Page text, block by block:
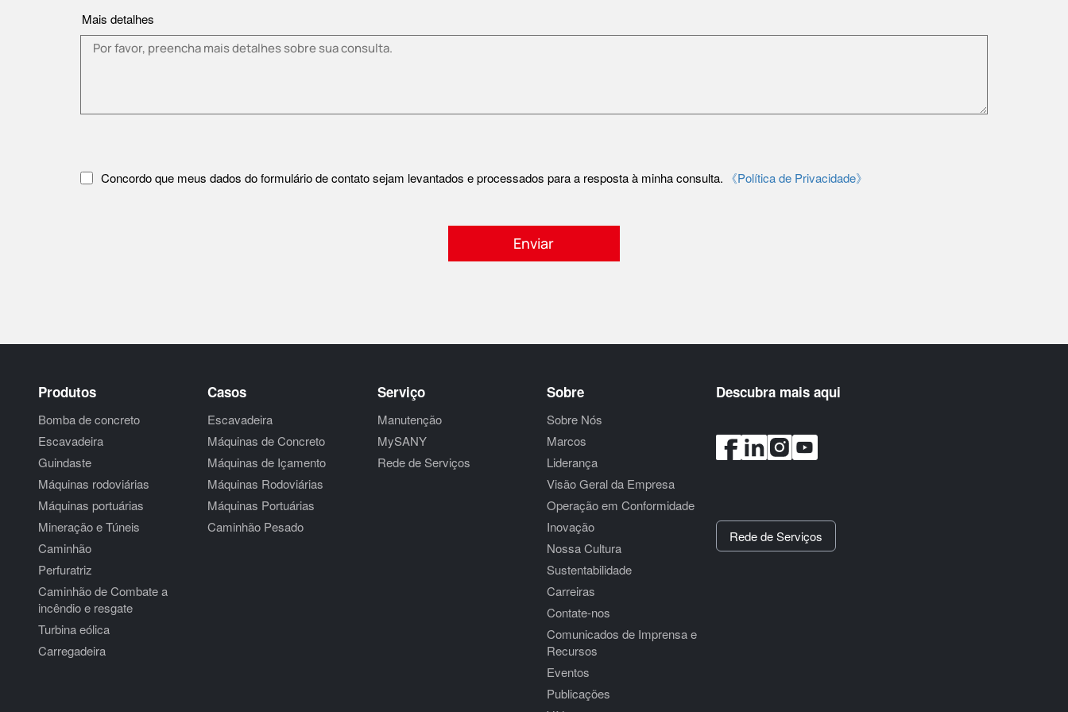
Mais detalhes
Concordo que meus dados do formulário de contato sejam levantados e processados ​​para a resposta à minha consulta. 《Política de Privacidade》
Produtos
Bomba de concreto
Escavadeira
Guindaste
Máquinas rodoviárias
Máquinas portuárias
Mineração e Túneis
Caminhão
Perfuratriz
Caminhão de Combate a
incêndio e resgate
Turbina eólica
Carregadeira
Casos
Escavadeira
Máquinas de Concreto
Máquinas de Içamento
Máquinas Rodoviárias
Máquinas Portuárias
Caminhão Pesado
Serviço
Manutenção
MySANY
Rede de Serviços
Sobre
Sobre Nós
Marcos
Liderança
Visão Geral da Empresa
Operação em Conformidade
Inovação
Nossa Cultura
Sustentabilidade
Carreiras
Contate-nos
Comunicados de Imprensa e
Recursos
Eventos
Publicações
Descubra mais aqui
Rede de Serviços